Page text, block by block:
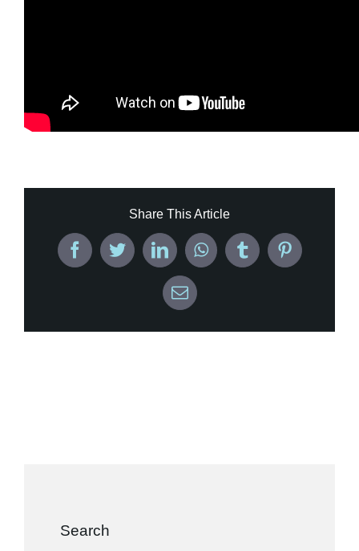
Share This Article
FacebookTwitterLinkedInWhatsApp
TumblrPinterest
Email
Search